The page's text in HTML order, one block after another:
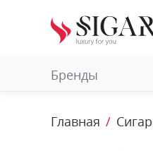
Бренды
Главная